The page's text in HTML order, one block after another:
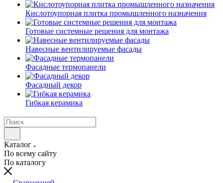
Кислотоупорная плитка промышленного назначения
Готовые системные решения для монтажа
Навесные вентилируемые фасады
Фасадные термопанели
Фасадный декор
Гибкая керамика
Каталог
По всему сайту
По каталогу